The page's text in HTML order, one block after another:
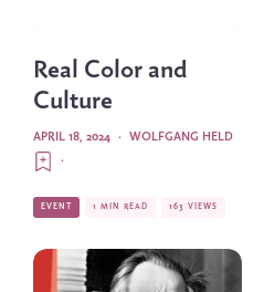
Real Color and
Culture
WOLFGANG HELD
·
APRIL 18, 2024
·
EVENT 1 MIN READ 163 VIEWS